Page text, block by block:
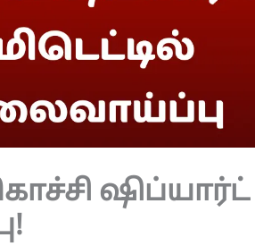
ஷிப்யார்ட்